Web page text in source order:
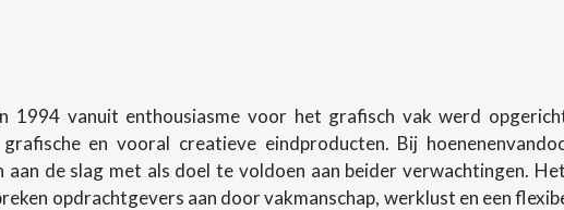
1994 vanuit enthousiasme voor het grafisch vak werd
en vooral creatieve eindproducten. Bij
de slag met als doel te voldoen aan beider verwachtingen.
opdrachtgevers aan door vakmanschap, werklust en een